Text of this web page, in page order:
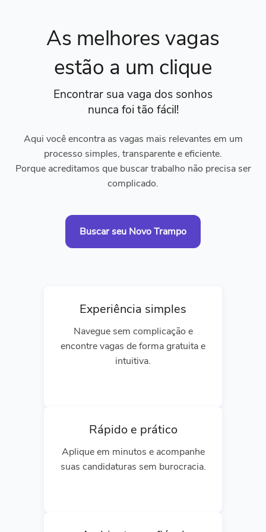
As melhores vagas
estão a um clique
Encontrar sua vaga dos sonhos
nunca foi tão fácil!
Aqui você encontra as vagas mais relevantes em um
processo simples, transparente e eficiente.
Porque acreditamos que buscar trabalho não precisa ser
complicado.
Buscar seu Novo Trampo
Experiência simples
Navegue sem complicação e
encontre vagas de forma gratuita e
intuitiva.
Rápido e prático
Aplique em minutos e acompanhe
suas candidaturas sem burocracia.